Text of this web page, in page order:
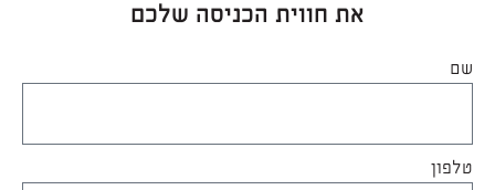
את חווית הכניסה שלכם
שם
טלפון